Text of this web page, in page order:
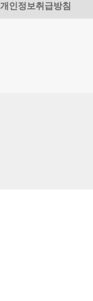
개인정보취급방침